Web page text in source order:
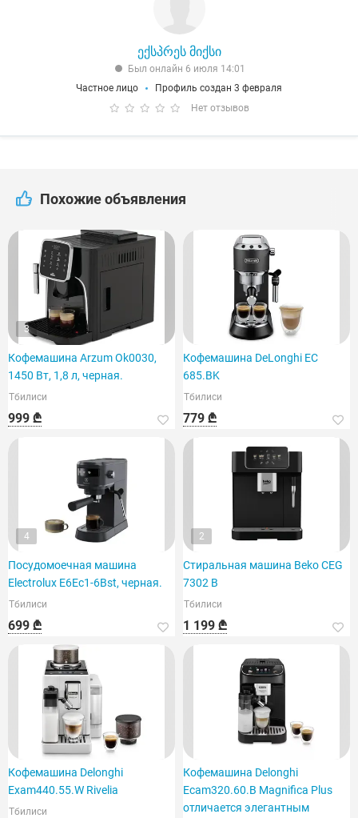
ექსპრეს მიქსი
Был онлайн 6 июля 14:01
Частное лицо
Профиль создан 3 февраля
Нет отзывов
Похожие объявления
3
Кофемашина Arzum Ok0030,
1450 Вт, 1,8 л, черная.
Тбилиси
999 ₾
Кофемашина DeLonghi EC
685.BK
Тбилиси
779 ₾
4
Посудомоечная машина
Electrolux E6Ec1-6Bst, черная.
Тбилиси
699 ₾
2
Стиральная машина Beko CEG
7302 B
Тбилиси
1 199 ₾
Кофемашина Delonghi
Exam440.55.W Rivelia
Тбилиси
Кофемашина Delonghi
Ecam320.60.B Magnifica Plus
отличается элегантным